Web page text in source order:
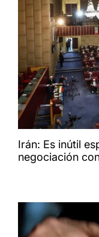
Irán: Es inútil
negociación